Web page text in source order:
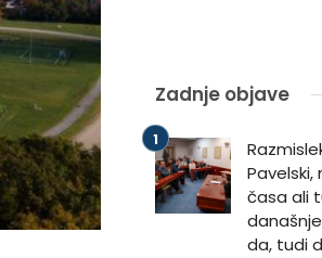
Zadnje objave
Pavelski,
časa ali
da, tudi